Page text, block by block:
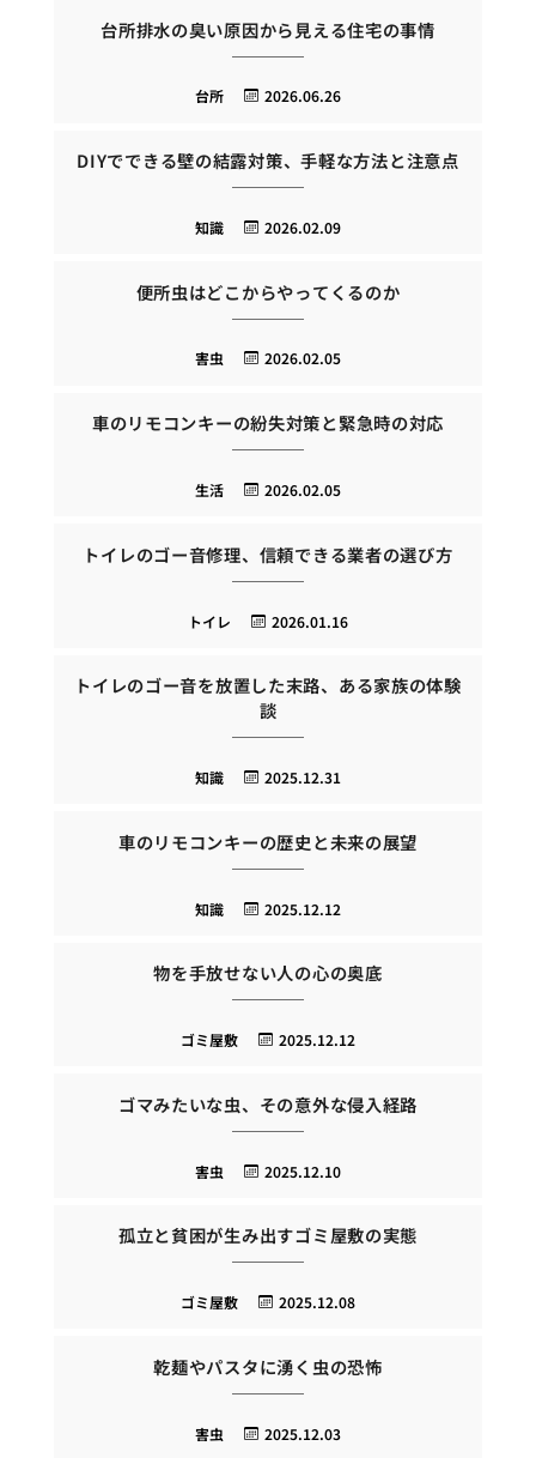
台所排水の臭い原因から見える住宅の事情
2026.06.26
台所
DIYでできる壁の結露対策、手軽な方法と注意点
2026.02.09
知識
便所虫はどこからやってくるのか
2026.02.05
害虫
車のリモコンキーの紛失対策と緊急時の対応
2026.02.05
生活
トイレのゴー音修理、信頼できる業者の選び方
2026.01.16
トイレ
トイレのゴー音を放置した末路、ある家族の体験
談
2025.12.31
知識
車のリモコンキーの歴史と未来の展望
2025.12.12
知識
物を手放せない人の心の奥底
2025.12.12
ゴミ屋敷
ゴマみたいな虫、その意外な侵入経路
2025.12.10
害虫
孤立と貧困が生み出すゴミ屋敷の実態
2025.12.08
ゴミ屋敷
乾麺やパスタに湧く虫の恐怖
2025.12.03
害虫